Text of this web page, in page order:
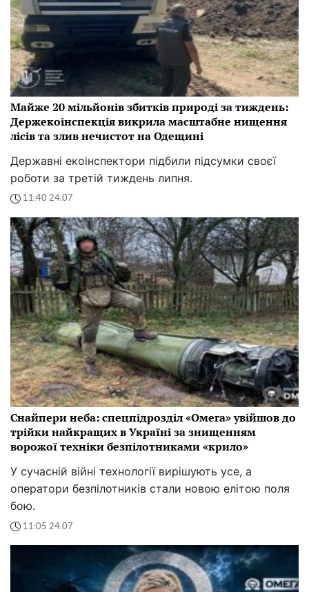
Майже 20 мільйонів збитків природі за тиждень:
Держекоінспекція викрила масштабне нищення
лісів та злив нечистот на Одещині
Державні екоінспектори підбили підсумки своєї
роботи за третій тиждень липня.
11:40 24.07
Снайпери неба: спецпідрозділ «Омега» увійшов до
трійки найкращих в Україні за знищенням
ворожої техніки безпілотниками «крило»
У сучасній війні технології вирішують усе, а
оператори безпілотників стали новою елітою поля
бою.
11:05 24.07